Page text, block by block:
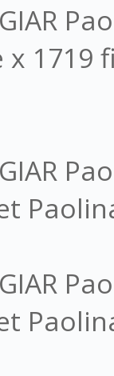
x 1719